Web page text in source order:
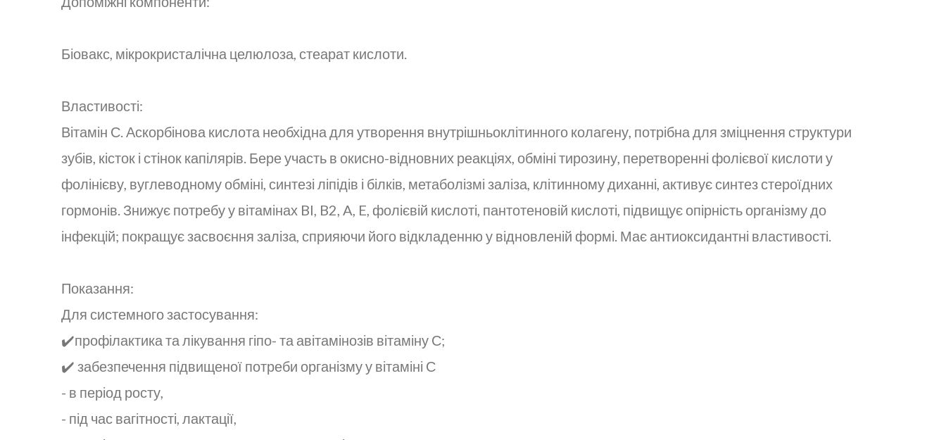
Біовакс, мікрокристалічна целюлоза, стеарат кислоти.
Властивості:
Вітамін С. Аскорбінова кислота необхідна для утворення внутрішньоклітинного колагену, потрібна для зміцнення структури
зубів, кісток і стінок капілярів. Бере участь в окисно-відновних реакціях, обміні тирозину, перетворенні фолієвої кислоти у
фолінієву, вуглеводному обміні, синтезі ліпідів і білків, метаболізмі заліза, клітинному диханні, активує синтез стероїдних
гормонів. Знижує потребу у вітамінах Bl, B2, A, E, фолієвій кислоті, пантотеновій кислоті, підвищує опірність організму до
інфекцій; покращує засвоєння заліза, сприяючи його відкладенню у відновленій формі. Має антиоксидантні властивості.
Показання:
Для системного застосування:
✔️профілактика та лікування гіпо- та авітамінозів вітаміну С;
✔️ забезпечення підвищеної потреби організму у вітаміні С
- в період росту,
- під час вагітності, лактації,